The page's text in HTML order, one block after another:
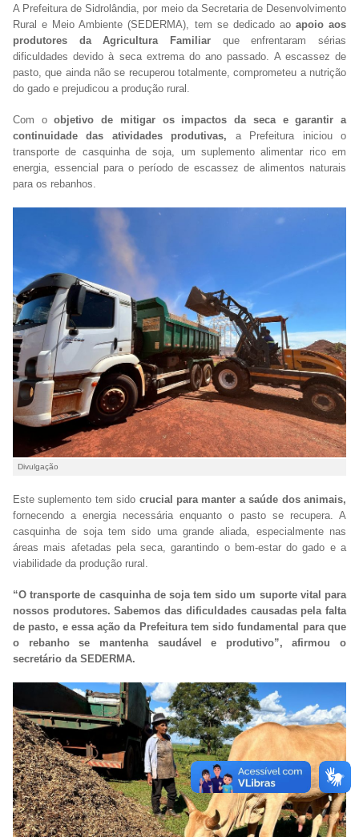
A Prefeitura de Sidrolândia, por meio da Secretaria de Desenvolvimento
Rural e Meio Ambiente (SEDERMA), tem se dedicado ao apoio aos
produtores da Agricultura Familiar que enfrentaram sérias
dificuldades devido à seca extrema do ano passado. A escassez de
pasto, que ainda não se recuperou totalmente, comprometeu a nutrição
do gado e prejudicou a produção rural.
Com oobjetivo de mitigar os impactos da seca e garantir a
continuidade das atividades produtivas, a Prefeitura iniciou o
transporte de casquinha de soja, um suplemento alimentar rico em
energia, essencial para o período de escassez de alimentos naturais
para os rebanhos.
Divulgação
Este suplemento tem sido crucial para manter a saúde dos animais,
fornecendo a energia necessária enquanto o pasto se recupera. A
casquinha de soja tem sido uma grande aliada, especialmente nas
áreas mais afetadas pela seca, garantindo o bem-estar do gado e a
viabilidade da produção rural.
“O transporte de casquinha de soja tem sido um suporte vital para
nossos produtores. Sabemos das dificuldades causadas pela falta
de pasto, e essa ação da Prefeitura tem sido fundamental para que
o rebanho se mantenha saudável e produtivo”, afirmou o
secretário da SEDERMA.